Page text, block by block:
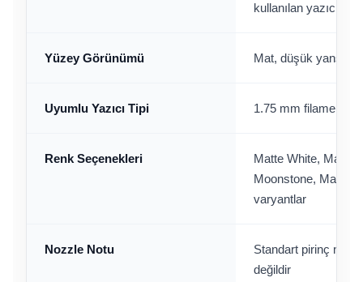
kullanılan yazıcı
Yüzey Görünümü Mat, düşük
Uyumlu Yazıcı Tipi 1.75 mm filament
Renk Seçenekleri
Matte White, Matte
Moonstone, Matte
varyantlar
Nozzle Notu
Standart pirinç
değildir